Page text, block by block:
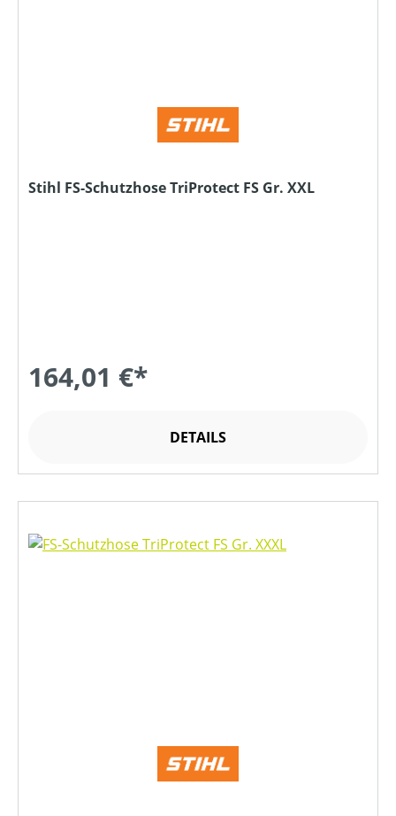
Stihl FS-Schutzhose TriProtect FS Gr. XXL
164,01 €*
DETAILS